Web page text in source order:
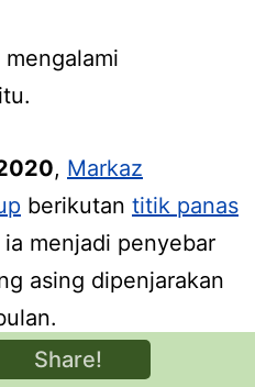
, Markaz
berikutan titik panas
ia menjadi penyebar
asing dipenjarakan
Share!